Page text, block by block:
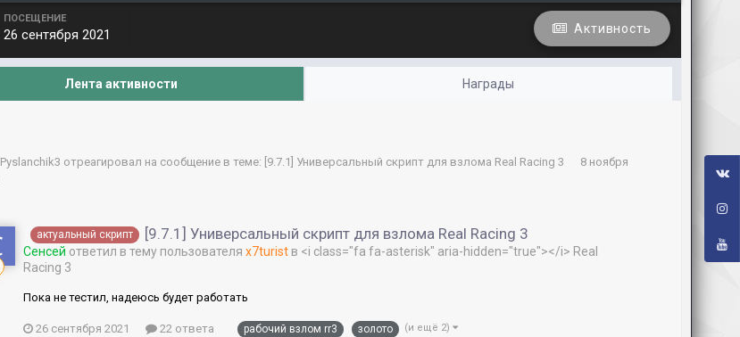
Активность
ПОСЕЩЕНИЕ
26 сентября 2021
Лента активности Награды
Pyslanchik3 отреагировал на сообщение в теме: [9.7.1] Универсальный скрипт для взлома Real Racing 3
8 ноября
актуальный скрипт [9.7.1] Универсальный скрипт для взлома Real Racing 3
Сенсей ответил в тему пользователя x7turistв <i class="fa fa-asterisk" aria-hidden="true"></i> Real
Racing 3
Пока не тестил, надеюсь будет работать
26 сентября 2021 22 ответа рабочий взлом rr3 золото (и ещё 2)